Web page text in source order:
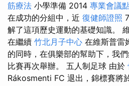
筋療法 小學準備 2014 專業會議
在成功的分組中，近 復健師證照
解了這項歷史運動的基礎知識。
在繼續 竹北月子中心 在維斯普雷
的同時，在俱樂部的幫助下，我
比賽再次舉辦。 五人制足球 由於
Rákosmenti FC 退出，錦標賽將